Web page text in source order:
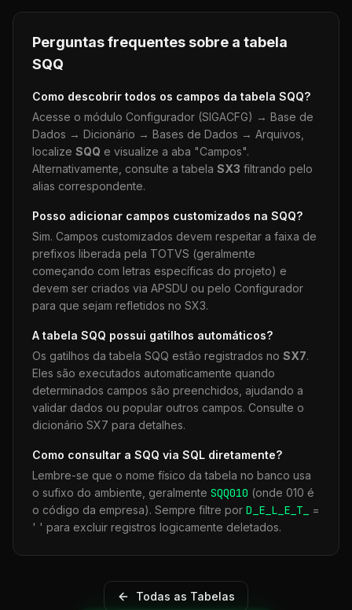
Perguntas frequentes sobre a tabela
SQQ
Como descobrir todos os campos da tabela SQQ?
Acesse o módulo Configurador (SIGACFG) → Base de
Dados → Dicionário → Bases de Dados → Arquivos,
localize SQQ e visualize a aba "Campos".
Alternativamente, consulte a tabela SX3 filtrando pelo
alias correspondente.
Posso adicionar campos customizados na SQQ?
Sim. Campos customizados devem respeitar a faixa de
prefixos liberada pela TOTVS (geralmente
começando com letras específicas do projeto) e
devem ser criados via APSDU ou pelo Configurador
para que sejam refletidos no SX3.
A tabela SQQ possui gatilhos automáticos?
Os gatilhos da tabela SQQ estão registrados no SX7.
Eles são executados automaticamente quando
determinados campos são preenchidos, ajudando a
validar dados ou popular outros campos. Consulte o
dicionário SX7 para detalhes.
Como consultar a SQQ via SQL diretamente?
Lembre-se que o nome físico da tabela no banco usa
o sufixo do ambiente, geralmente SQQ010 (onde 010 é
o código da empresa). Sempre filtre por D_E_L_E_T_
=
' ' para excluir registros logicamente deletados.
Todas as Tabelas